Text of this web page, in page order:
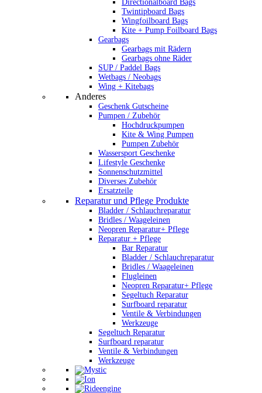
Directionalboard Bags
Twintipboard Bags
Wingfoilboard Bags
Kite + Pump Foilboard Bags
Gearbags
Gearbags mit Rädern
Gearbags ohne Räder
SUP / Paddel Bags
Wetbags / Neobags
Wing + Kitebags
Anderes
Geschenk Gutscheine
Pumpen / Zubehör
Hochdruckpumpen
Kite & Wing Pumpen
Pumpen Zubehör
Wassersport Geschenke
Lifestyle Geschenke
Sonnenschutzmittel
Diverses Zubehör
Ersatzteile
Reparatur und Pflege Produkte
Bladder / Schlauchreparatur
Bridles / Waageleinen
Neopren Reparatur+ Pflege
Reparatur + Pflege
Bar Reparatur
Bladder / Schlauchreparatur
Bridles / Waageleinen
Flugleinen
Neopren Reparatur+ Pflege
Segeltuch Reparatur
Surfboard reparatur
Ventile & Verbindungen
Werkzeuge
Segeltuch Reparatur
Surfboard reparatur
Ventile & Verbindungen
Werkzeuge